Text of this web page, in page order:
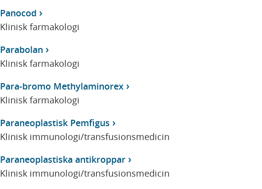
Panocod
Klinisk farmakologi
Parabolan
Klinisk farmakologi
Para-bromo Methylaminorex
Klinisk farmakologi
Paraneoplastisk Pemfigus
Klinisk immunologi/transfusionsmedicin
Paraneoplastiska antikroppar
Klinisk immunologi/transfusionsmedicin